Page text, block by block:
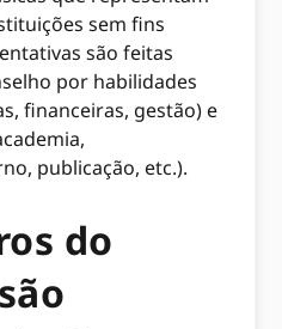
sem fins
são feitas
por habilidades
financeiras, gestão) e
publicação, etc.).
do